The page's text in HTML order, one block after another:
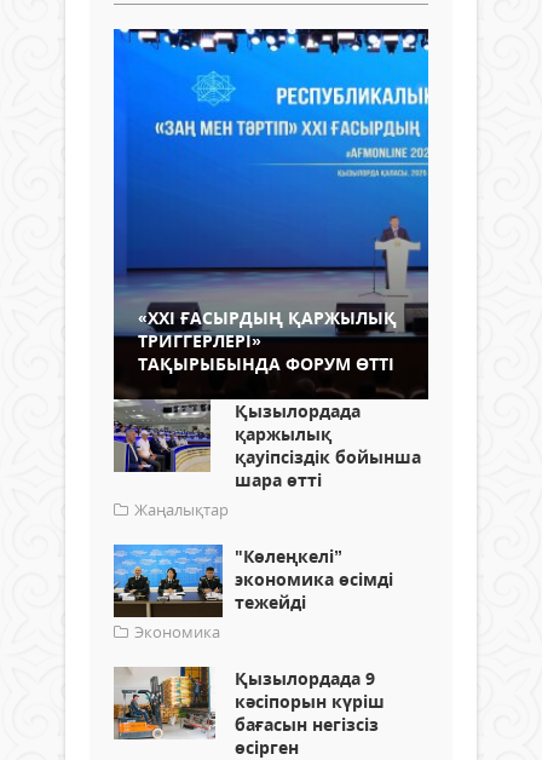
«XXI ҒАСЫРДЫҢ ҚАРЖЫЛЫҚ
ТРИГГЕРЛЕРІ»
ТАҚЫРЫБЫНДА ФОРУМ ӨТТІ
Қызылордада
қаржылық
қауіпсіздік бойынша
шара өтті
Жаңалықтар
"Көлеңкелі”
экономика өсімді
тежейді
Экономика
Қызылордада 9
кәсіпорын күріш
бағасын негізсіз
өсірген